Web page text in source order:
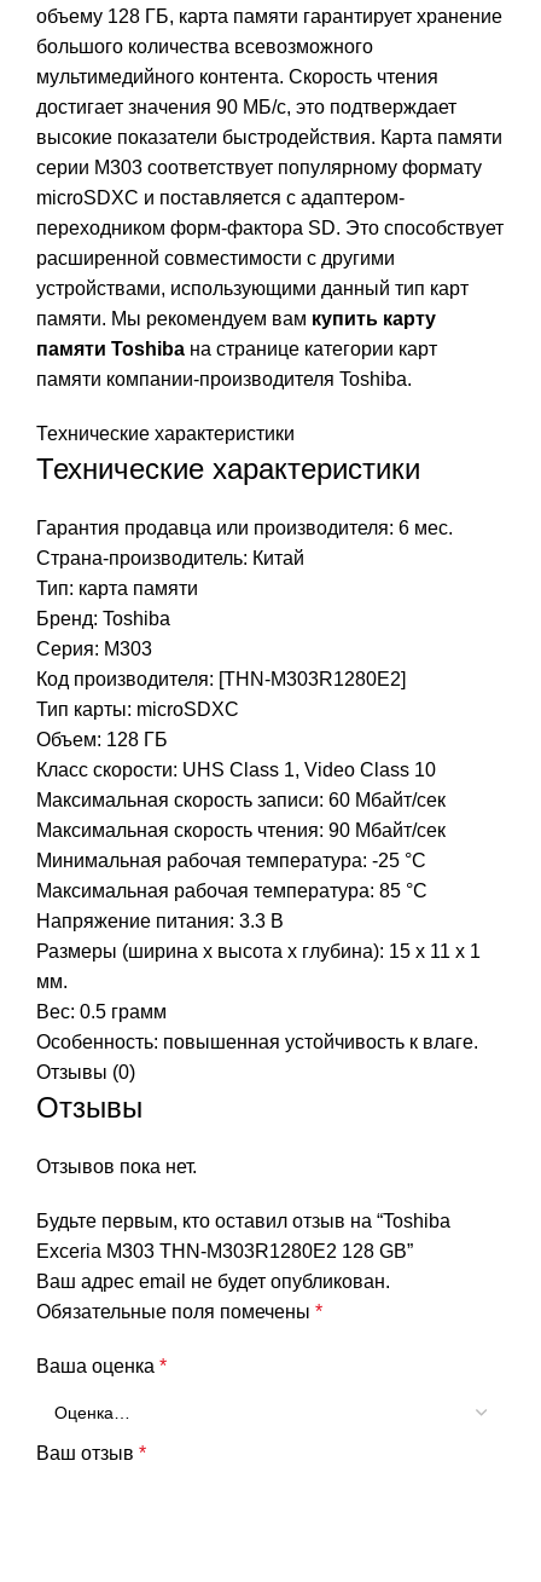
объему 128 ГБ, карта памяти гарантирует хранение
большого количества всевозможного
мультимедийного контента. Скорость чтения
достигает значения 90 МБ/с, это подтверждает
высокие показатели быстродействия. Карта памяти
серии M303 соответствует популярному формату
microSDXC и поставляется с адаптером-
переходником форм-фактора SD. Это способствует
расширенной совместимости с другими
устройствами, использующими данный тип карт
памяти. Мы рекомендуем вам купить карту
памяти Toshiba на странице категории карт
памяти компании-производителя Toshiba.
Технические характеристики
Технические характеристики
Гарантия продавца или производителя: 6 мес.
Страна-производитель: Китай
Тип: карта памяти
Бренд: Toshiba
Серия: M303
Код производителя: [THN-M303R1280E2]
Тип карты: microSDXC
Объем: 128 ГБ
Класс скорости: UHS Class 1, Video Class 10
Максимальная скорость записи: 60 Мбайт/сек
Максимальная скорость чтения: 90 Мбайт/сек
Минимальная рабочая температура: -25 °C
Максимальная рабочая температура: 85 °C
Напряжение питания: 3.3 В
Размеры (ширина x высота x глубина): 15 x 11 x 1
мм.
Вес: 0.5 грамм
Особенность: повышенная устойчивость к влаге.
Отзывы (0)
Отзывы
Отзывов пока нет.
Будьте первым, кто оставил отзыв на “Toshiba
Exceria M303 THN-M303R1280E2 128 GB”
Ваш адрес email не будет опубликован.
Обязательные поля помечены *
Ваша оценка *
Ваш отзыв *